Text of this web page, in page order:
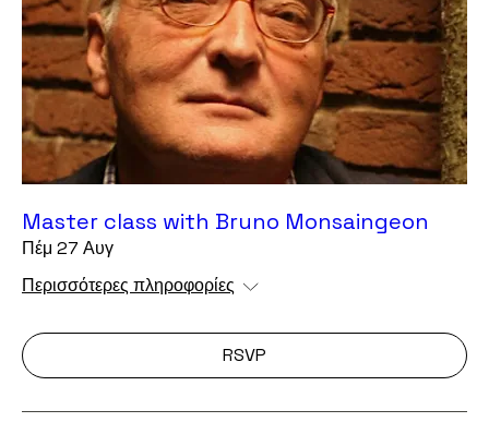
Master class with Bruno Monsaingeon
Πέμ 27 Αυγ
Περισσότερες πληροφορίες
RSVP